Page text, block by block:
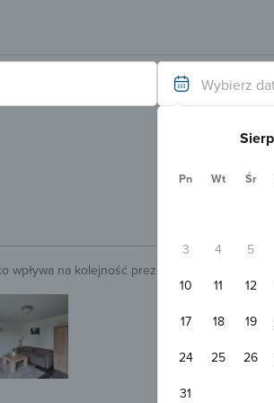
Wybierz
Pn Wt Śr
3
4 5
10
11 12
17
18 19
24
25 26
31
wpływa na kolejność prezentowanych obiektów.